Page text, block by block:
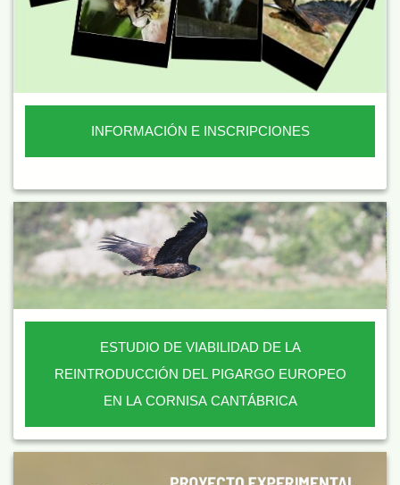
INFORMACIÓN E INSCRIPCIONES
ESTUDIO DE VIABILIDAD DE LA
REINTRODUCCIÓN DEL PIGARGO EUROPEO
EN LA CORNISA CANTÁBRICA